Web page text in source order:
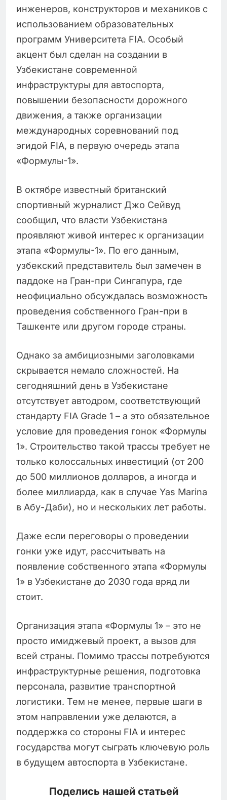
инженеров, конструкторов и механиков с
использованием образовательных
программ Университета FIA. Особый
акцент был сделан на создании в
Узбекистане современной
инфраструктуры для автоспорта,
повышении безопасности дорожного
движения, а также организации
международных соревнований под
эгидой FIA, в первую очередь этапа
«Формулы-1».
В октябре известный британский
спортивный журналист Джо Сейвуд
сообщил, что власти Узбекистана
проявляют живой интерес к организации
этапа «Формулы-1». По его данным,
узбекский представитель был замечен в
паддоке на Гран-при Сингапура, где
неофициально обсуждалась возможность
проведения собственного Гран-при в
Ташкенте или другом городе страны.
Однако за амбициозными заголовками
скрывается немало сложностей. На
сегодняшний день в Узбекистане
отсутствует автодром, соответствующий
стандарту FIA Grade 1 – а это обязательное
условие для проведения гонок «Формулы
1». Строительство такой трассы требует не
только колоссальных инвестиций (от 200
до 500 миллионов долларов, а иногда и
более миллиарда, как в случае Yas Marina
в Абу-Даби), но и нескольких лет работы.
Даже если переговоры о проведении
гонки уже идут, рассчитывать на
появление собственного этапа «Формулы
1» в Узбекистане до 2030 года вряд ли
стоит.
Организация этапа «Формулы 1» – это не
просто имиджевый проект, а вызов для
всей страны. Помимо трассы потребуются
инфраструктурные решения, подготовка
персонала, развитие транспортной
логистики. Тем не менее, первые шаги в
этом направлении уже делаются, а
поддержка со стороны FIA и интерес
государства могут сыграть ключевую роль
в будущем автоспорта в Узбекистане.
Поделись нашей статьей